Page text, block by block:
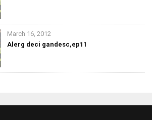
March 16, 2012
Alerg deci gandesc,ep11